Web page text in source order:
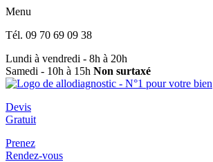
Menu
Tél. 09 70 69 09 38
Lundi à vendredi - 8h à 20h
Samedi - 10h à 15h Non surtaxé
Devis
Gratuit
Prenez
Rendez-vous